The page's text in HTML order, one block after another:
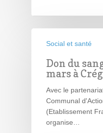
Social et santé
Don du
mars à
Avec le
Communal
(Etablissement
organise…